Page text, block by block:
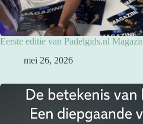
Eerste editie van Padelgids.nl
mei 26, 2026